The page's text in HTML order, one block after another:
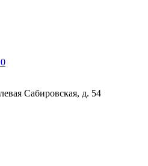
0
Сабировская, д. 54